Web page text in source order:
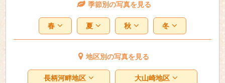
季節別の写真を見る
春 夏 秋 冬
地区別の写真を見る
長柄河畔地区 大山崎地区